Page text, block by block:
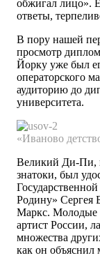
обжигал лицо».
ответы,
В пору нашей
просмотр
Йорку уже был
операторского
аудиторию до
университета.
«Иваново
Великий Ди-Пи,
знатоки, был
Родину» Сергея
Маркс. Молодые
артист России,
множества
как он объяснил